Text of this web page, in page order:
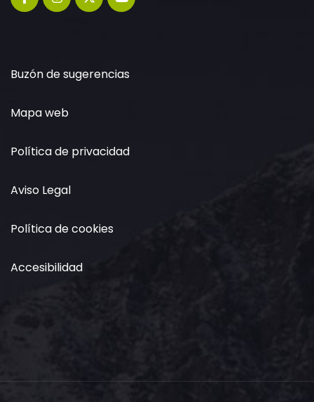
Buzón de sugerencias
Mapa web
Política de privacidad
Aviso Legal
Política de cookies
Accesibilidad